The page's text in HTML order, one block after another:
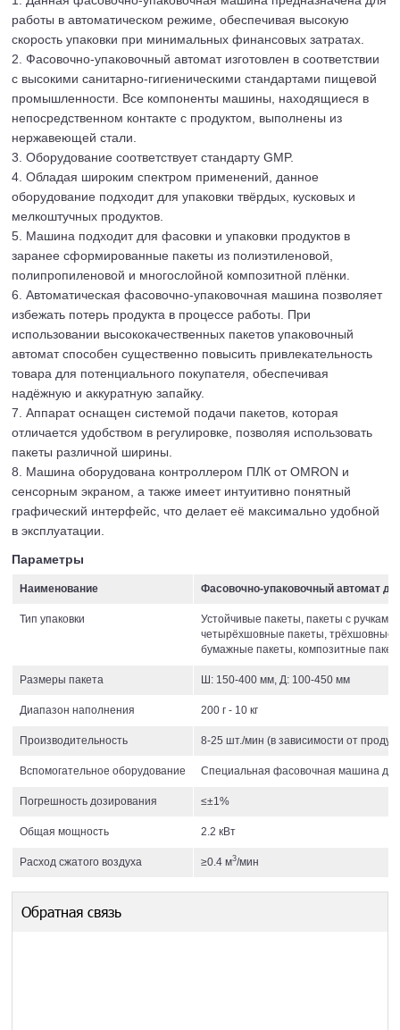
работы в автоматическом режиме, обеспечивая высокую
скорость упаковки при минимальных финансовых затратах.
2. Фасовочно-упаковочный автомат изготовлен в соответствии
с высокими санитарно-гигиеническими стандартами пищевой
промышленности. Все компоненты машины, находящиеся в
непосредственном контакте с продуктом, выполнены из
нержавеющей стали.
3. Оборудование соответствует стандарту GMP.
4. Обладая широким спектром применений, данное
оборудование подходит для упаковки твёрдых, кусковых и
мелкоштучных продуктов.
5. Машина подходит для фасовки и упаковки продуктов в
заранее сформированные пакеты из полиэтиленовой,
полипропиленовой и многослойной композитной плёнки.
6. Автоматическая фасовочно-упаковочная машина позволяет
избежать потерь продукта в процессе работы. При
использовании высококачественных пакетов упаковочный
автомат способен существенно повысить привлекательность
товара для потенциального покупателя, обеспечивая
надёжную и аккуратную запайку.
7. Аппарат оснащен системой подачи пакетов, которая
отличается удобством в регулировке, позволяя использовать
пакеты различной ширины.
8. Машина оборудована контроллером ПЛК от OMRON и
сенсорным экраном, а также имеет интуитивно понятный
графический интерфейс, что делает её максимально удобной
в эксплуатации.
Параметры
Наименование Фасовочно-упаковочный автомат
Тип упаковки
Устойчивые пакеты, пакеты с
четырёхшовные пакеты, трёхшовные
бумажные пакеты, композитные
Размеры пакета Ш: 150-400 мм, Д: 100-450 мм
Диапазон наполнения 200 г - 10 кг
Производительность 8-25 шт./мин (в зависимости от
Вспомогательное оборудование Специальная фасовочная машина
Погрешность дозирования ≤±1%
Общая мощность 2.2 кВт
Расход сжатого воздуха ≥0.4 м3/мин
Обратная связь